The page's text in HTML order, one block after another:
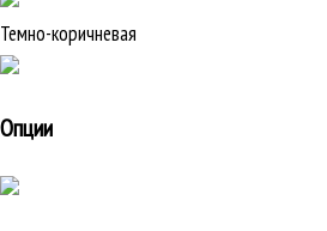
Темно-коричневая
Опции